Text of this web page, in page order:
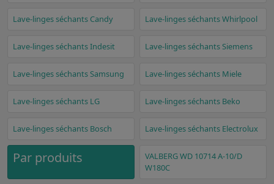
Lave-linges séchants Candy Lave-linges séchants Whirlpool
Lave-linges séchants Indesit Lave-linges séchants Siemens
Lave-linges séchants Samsung Lave-linges séchants Miele
Lave-linges séchants LG Lave-linges séchants Beko
Lave-linges séchants Bosch Lave-linges séchants Electrolux
Par produits
VALBERG WD 10714 A-10/D
W180C